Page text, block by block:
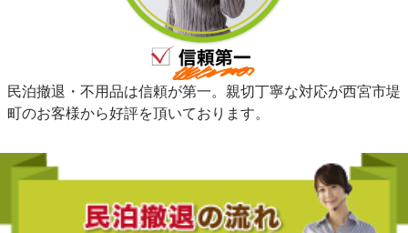
民泊撤退・不用品は信頼が第一。親切丁寧な対応が西宮市堤
町のお客様から好評を頂いております。